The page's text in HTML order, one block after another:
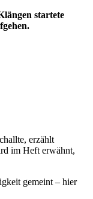
startete
erzählt
im Heft erwähnt,
gemeint – hier